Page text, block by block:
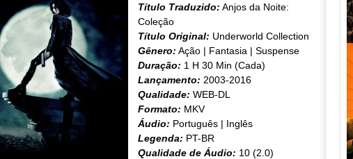
Título Traduzido: Anjos da Noite:
Coleção
Título Original: Underworld Collection
Gênero: Ação | Fantasia | Suspense
Duração: 1 H 30 Min (Cada)
Lançamento: 2003-2016
Qualidade: WEB-DL
Formato: MKV
Áudio: Português | Inglês
Legenda: PT-BR
Qualidade de Áudio: 10 (2.0)